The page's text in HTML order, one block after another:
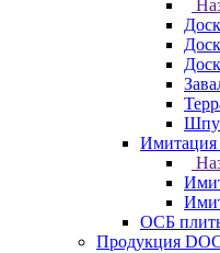
Имитация
ОСБ
Продукция